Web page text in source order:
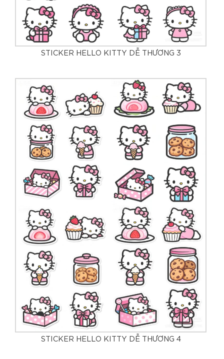
STICKER HELLO KITTY DỄ THƯƠNG 3
STICKER HELLO KITTY DỄ THƯƠNG 4